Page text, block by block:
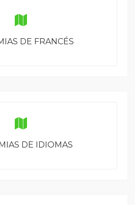
DE FRANCÉS
DE IDIOMAS